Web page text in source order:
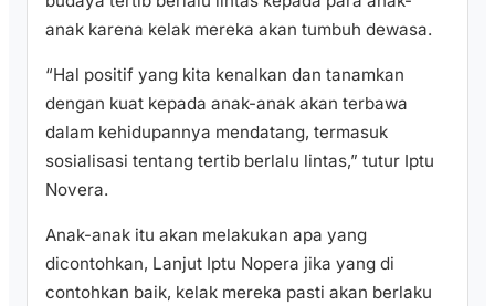
anak karena kelak mereka akan tumbuh dewasa.
“Hal positif yang kita kenalkan dan tanamkan
dengan kuat kepada anak-anak akan terbawa
dalam kehidupannya mendatang, termasuk
sosialisasi tentang tertib berlalu lintas,” tutur Iptu
Novera.
Anak-anak itu akan melakukan apa yang
dicontohkan, Lanjut Iptu Nopera jika yang di
contohkan baik, kelak mereka pasti akan berlaku